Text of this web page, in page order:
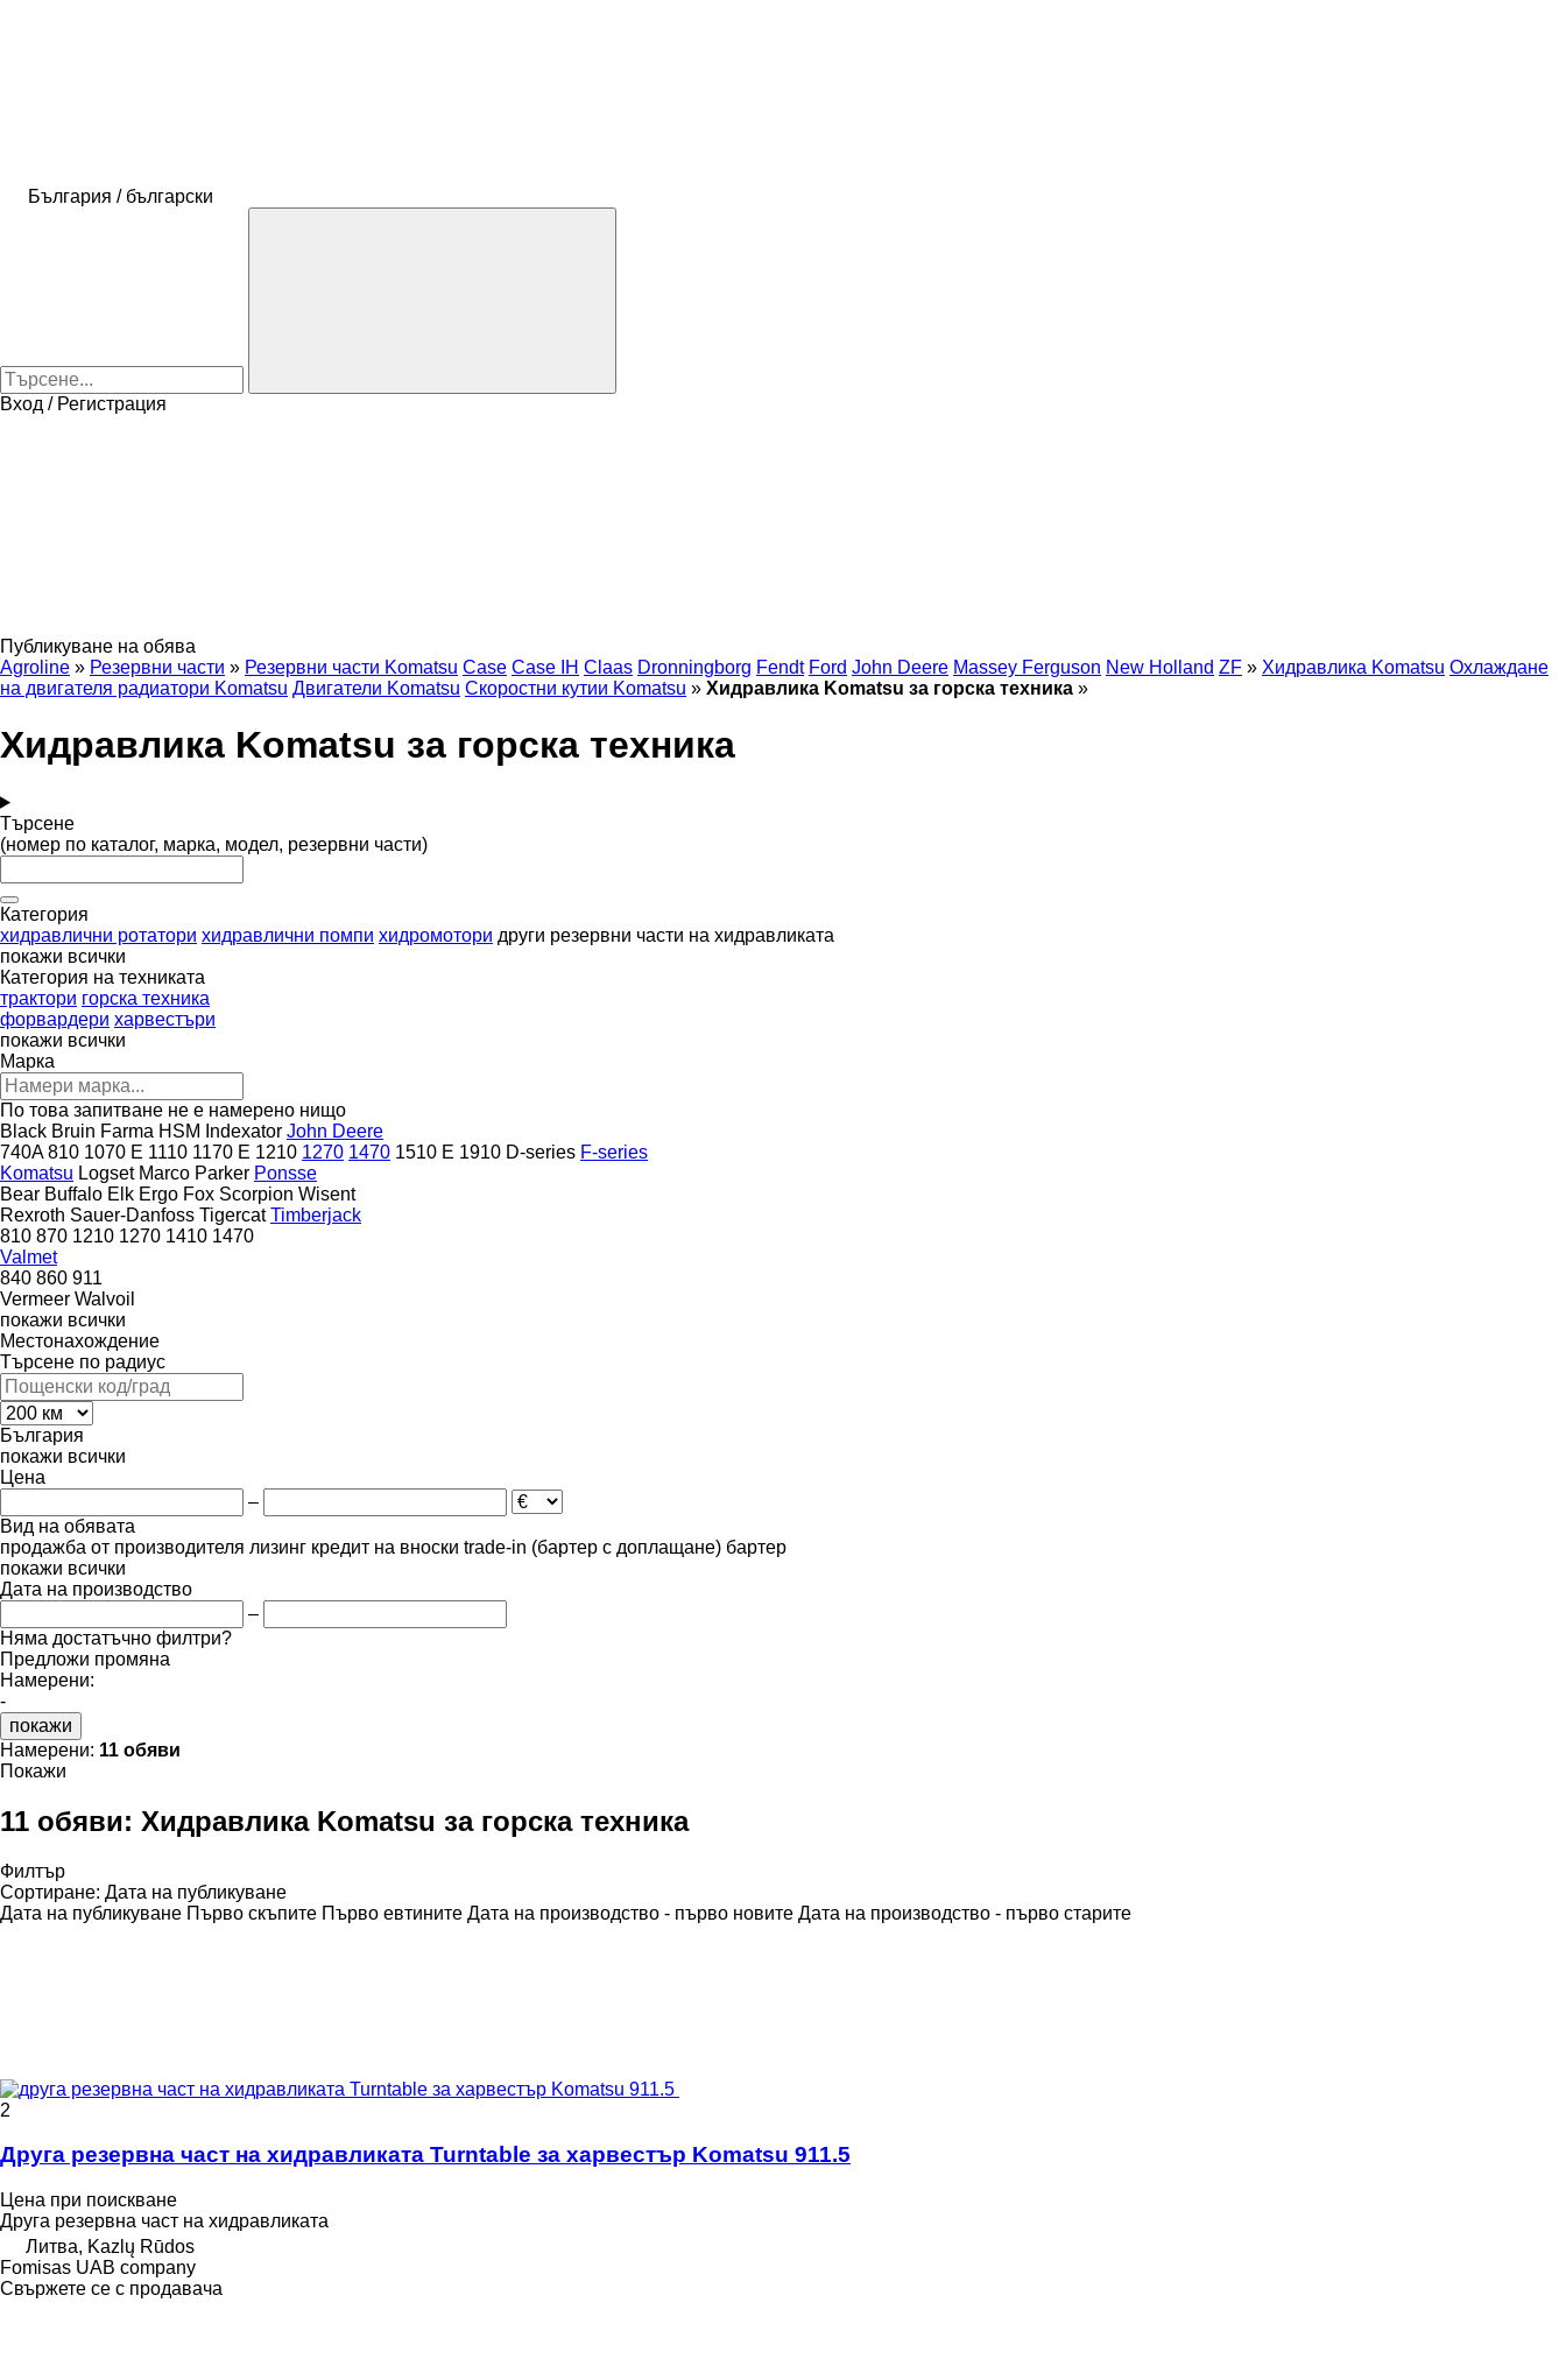
България / български
Вход / Регистрация
Публикуване на обява
Agroline » Резервни части » Резервни части Komatsu Case Case IH Claas Dronningborg Fendt Ford John Deere Massey Ferguson New Holland ZF » Хидравлика Komatsu Охлаждане
на двигателя радиатори Komatsu Двигатели Komatsu Скоростни кутии Komatsu » Хидравлика Komatsu за горска техника »
Хидравлика Komatsu за горска техника
Търсене
(номер по каталог, марка, модел, резервни части)
Категория
хидравлични ротатори хидравлични помпи хидромотори други резервни части на хидравликата
покажи всички
Категория на техниката
трактори горска техника
форвардери харвестъри
покажи всички
Марка
По това запитване не е намерено нищо
Black Bruin Farma HSM Indexator John Deere
740A 810 1070 E 1110 1170 E 1210 1270 1470 1510 E 1910 D-series F-series
Komatsu Logset Marco Parker Ponsse
Bear Buffalo Elk Ergo Fox Scorpion Wisent
Rexroth Sauer-Danfoss Tigercat Timberjack
810 870 1210 1270 1410 1470
Valmet
840 860 911
Vermeer Walvoil
покажи всички
Местонахождение
Търсене по радиус
България
покажи всички
Цена
–
Вид на обявата
продажба от производителя лизинг кредит на вноски trade-in (бартер с доплащане) бартер
покажи всички
Дата на производство
–
Няма достатъчно филтри?
Предложи промяна
Намерени:
-
покажи
Намерени: 11 обяви
Покажи
11 обяви: Хидравлика Komatsu за горска техника
Филтър
Сортиране: Дата на публикуване
Дата на публикуване Първо скъпите Първо евтините Дата на производство - първо новите Дата на производство - първо старите
2
Друга резервна част на хидравликата Turntable за харвестър Komatsu 911.5
Цена при поискване
Друга резервна част на хидравликата
Литва, Kazlų Rūdos
Fomisas UAB company
Свържете се с продавача